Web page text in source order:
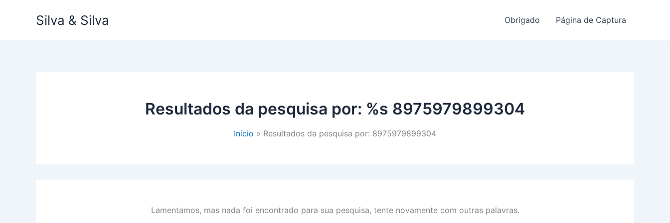
Silva & Silva Obrigado Página de Captura
Resultados da pesquisa por: %s 8975979899304
Início Resultados da pesquisa por: 8975979899304
Lamentamos, mas nada foi encontrado para sua pesquisa, tente novamente com outras palavras.